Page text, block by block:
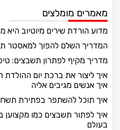
מאמרים מומלצים
מדוע הורדת שירים מיוטיוב
המדריך השלם להפוך למאסטר
מדריך מקיף לפתרון תשבצים:
איך ליצור את ברכת יום ההולדת
איך אנשים מגיבים אליה
איך תוכל להשתפר בפתירת
איך לפתור תשבצים כמו
בעולם